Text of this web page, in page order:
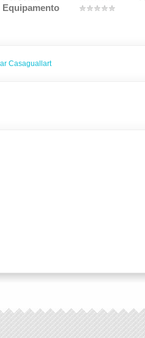
Equipamento
Casaguallart